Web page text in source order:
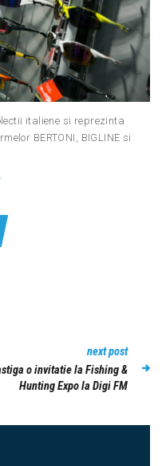
italiene si reprezinta
BERTONI, BIGLINE si
next post
o invitatie la Fishing &
Hunting Expo la Digi FM